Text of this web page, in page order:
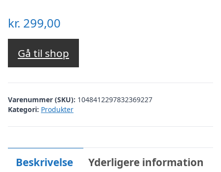
kr. 299,00
Gå til shop
Varenummer (SKU): 1048412297832369227
Kategori: Produkter
Beskrivelse Yderligere information